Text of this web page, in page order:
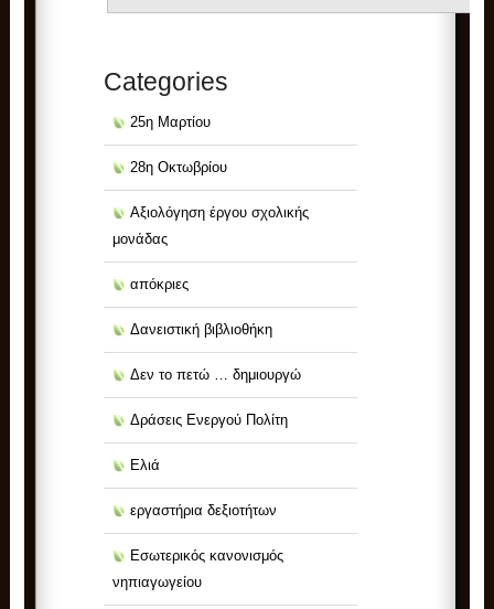
Categories
25η Μαρτίου
28η Οκτωβρίου
Αξιολόγηση έργου σχολικής
μονάδας
απόκριες
Δανειστική βιβλιοθήκη
Δεν το πετώ … δημιουργώ
Δράσεις Ενεργού Πολίτη
Ελιά
εργαστήρια δεξιοτήτων
Εσωτερικός κανονισμός
νηπιαγωγείου